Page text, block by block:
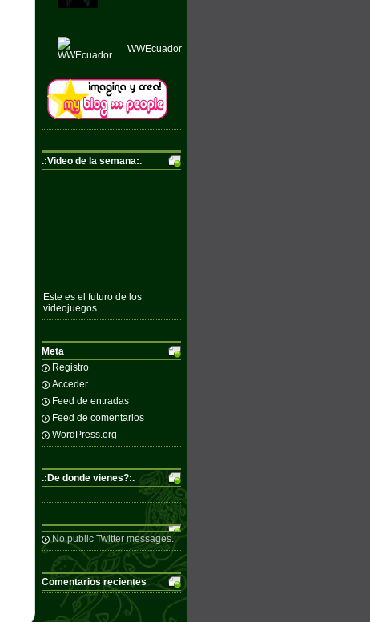
WWEcuador
.:Video de la semana:.
Este es el futuro de los
videojuegos.
Meta
Registro
Acceder
Feed de entradas
Feed de comentarios
WordPress.org
.:De donde vienes?:.
No public Twitter messages.
Comentarios recientes